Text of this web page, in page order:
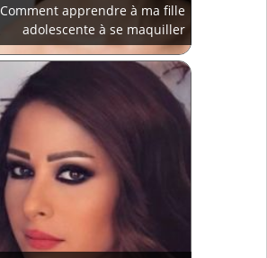
Comment apprendre à ma fille
adolescente à se maquiller